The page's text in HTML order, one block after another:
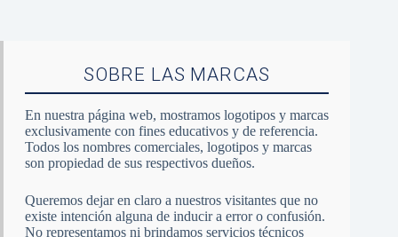
SOBRE LAS MARCAS
En nuestra página web, mostramos logotipos y marcas
exclusivamente con fines educativos y de referencia.
Todos los nombres comerciales, logotipos y marcas
son propiedad de sus respectivos dueños.
Queremos dejar en claro a nuestros visitantes que no
existe intención alguna de inducir a error o confusión.
No representamos ni brindamos servicios técnicos